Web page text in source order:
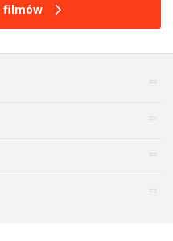
filmów